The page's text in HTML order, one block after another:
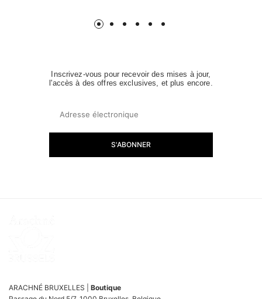
Inscrivez-vous pour recevoir des mises à jour,
l'accès à des offres exclusives, et plus encore.
S'ABONNER
ARACHNÉ BRUXELLES | Boutique